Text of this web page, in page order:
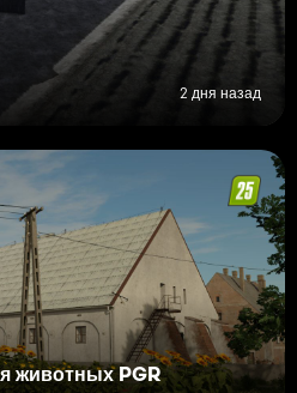
2 дня назад
животных PGR